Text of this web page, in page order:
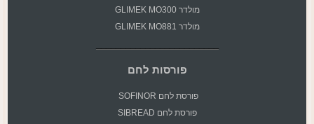
מולדר GLIMEK MO300
מולדר GLIMEK MO881
פורסות לחם
פורסת לחם SOFINOR
פורסת לחם SIBREAD